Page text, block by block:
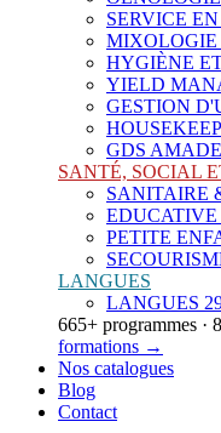
SERVICE
MIXOLOGIE
HYGIÈNE
YIELD
GESTION
GDS
SANTÉ, SOCIAL
SANITAIRE
EDUCATIVE
PETITE
LANGUES
LANGUES
665+ programmes ·
formations →
Nos catalogues
Blog
Contact